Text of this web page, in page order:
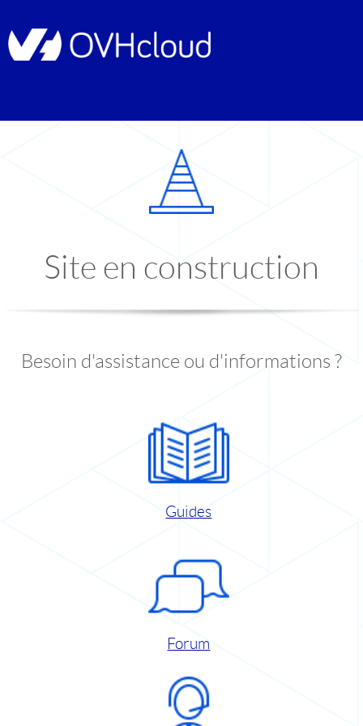
Site en construction
Besoin d'assistance ou d'informations ?
Guides
Forum